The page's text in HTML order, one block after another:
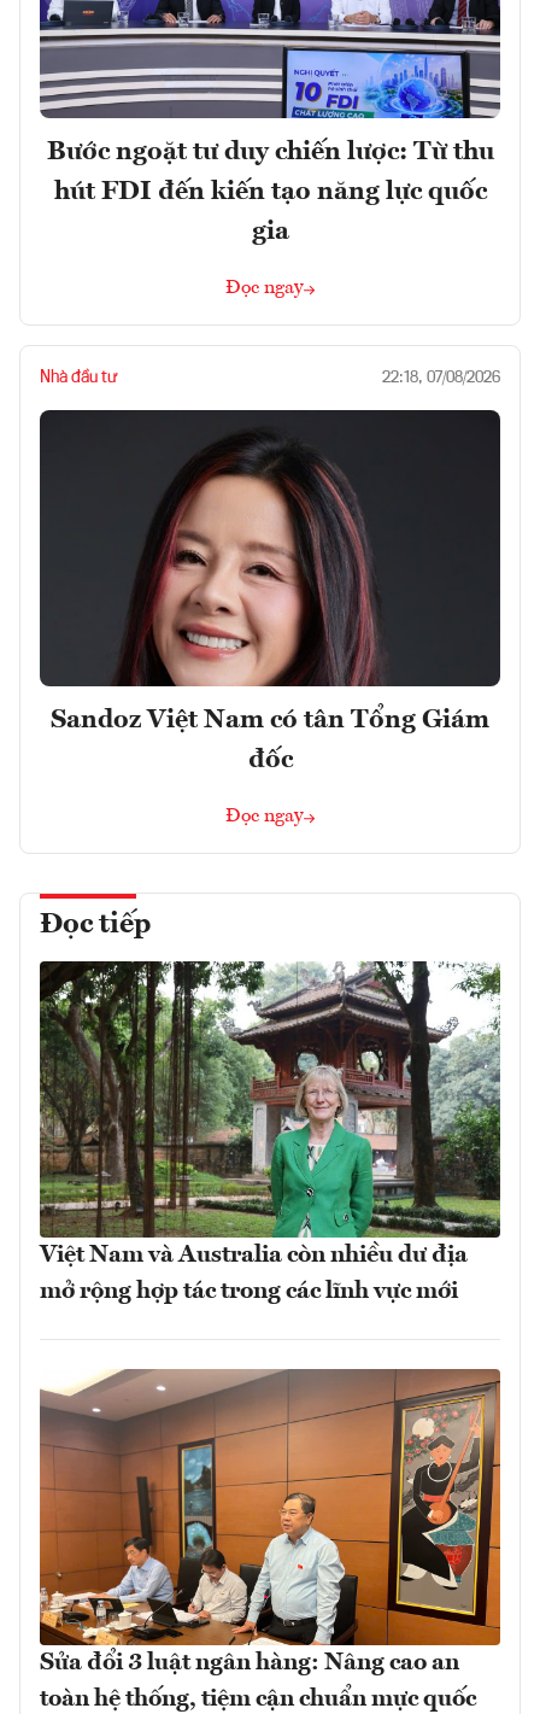
Bước ngoặt tư duy chiến lược: Từ thu
hút FDI đến kiến tạo năng lực quốc
gia
Đọc ngay
Nhà đầu tư 22:18, 07/08/2026
Sandoz Việt Nam có tân Tổng Giám
đốc
Đọc ngay
Đọc tiếp
Việt Nam và Australia còn nhiều dư địa
mở rộng hợp tác trong các lĩnh vực mới
Sửa đổi 3 luật ngân hàng: Nâng cao an
toàn hệ thống, tiệm cận chuẩn mực quốc